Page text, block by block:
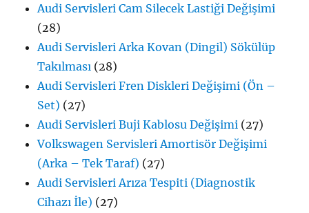
Audi Servisleri Cam Silecek Lastiği Değişimi
(28)
Audi Servisleri Arka Kovan (Dingil) Sökülüp
Takılması (28)
Audi Servisleri Fren Diskleri Değişimi (Ön –
Set) (27)
Audi Servisleri Buji Kablosu Değişimi (27)
Volkswagen Servisleri Amortisör Değişimi
(Arka – Tek Taraf) (27)
Audi Servisleri Arıza Tespiti (Diagnostik
Cihazı İle) (27)